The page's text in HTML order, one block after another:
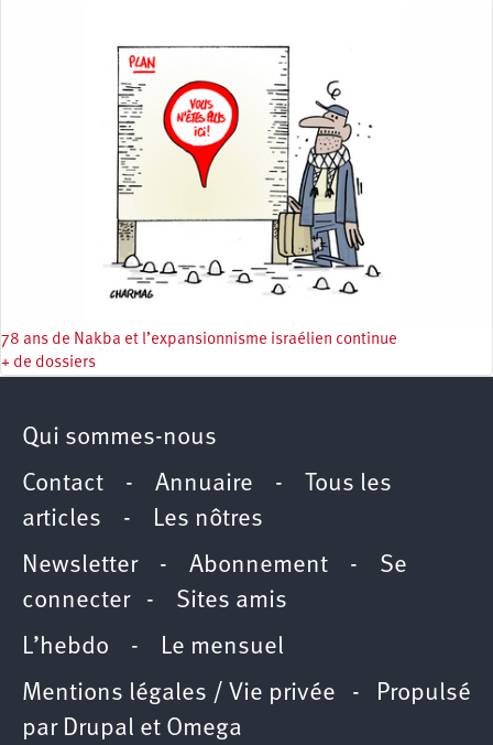
78 ans de Nakba et l’expansionnisme israélien continue
+ de dossiers
Qui sommes-nous
Contact - Annuaire -
Tous les
articles - Les nôtres
Newsletter- Abonnement - Se
connecter- Sites amis
L’hebdo - Le mensuel
Mentions légales / Vie privée - Propulsé
par Drupal et Omega